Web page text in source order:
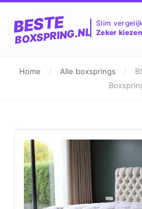
BESTE
BOXSPRING.NL
Slim
Zeker
Home / Alle boxsprings /